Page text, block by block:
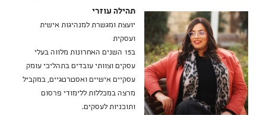
תהילה עוזרי
יועצת ומגשרת למנהיגות אישית
ועסקית
ב15 השנים האחרונות מלווה בעלי
עסקים וצוותי עובדים בתהליכי עומק
עסקיים אישיים ואסטרטגיים, במקביל
מרצה במכללות ללימודי פרסום
ותוכניות לעסקים.